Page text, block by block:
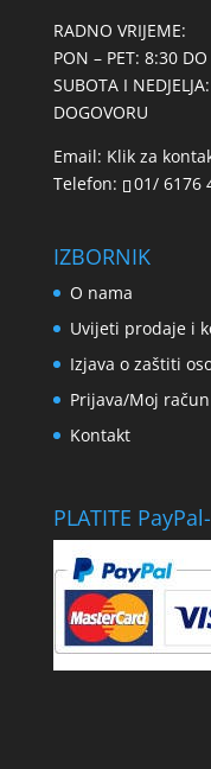
RADNO VRIJEME:
PON – PET: 8:30
SUBOTA I
DOGOVORU
Email: Klik za
Telefon:
01/ 6176
IZBORNIK
O nama
Uvijeti prodaje i
Izjava o zaštiti
Prijava/Moj račun
Kontakt
PLATITE